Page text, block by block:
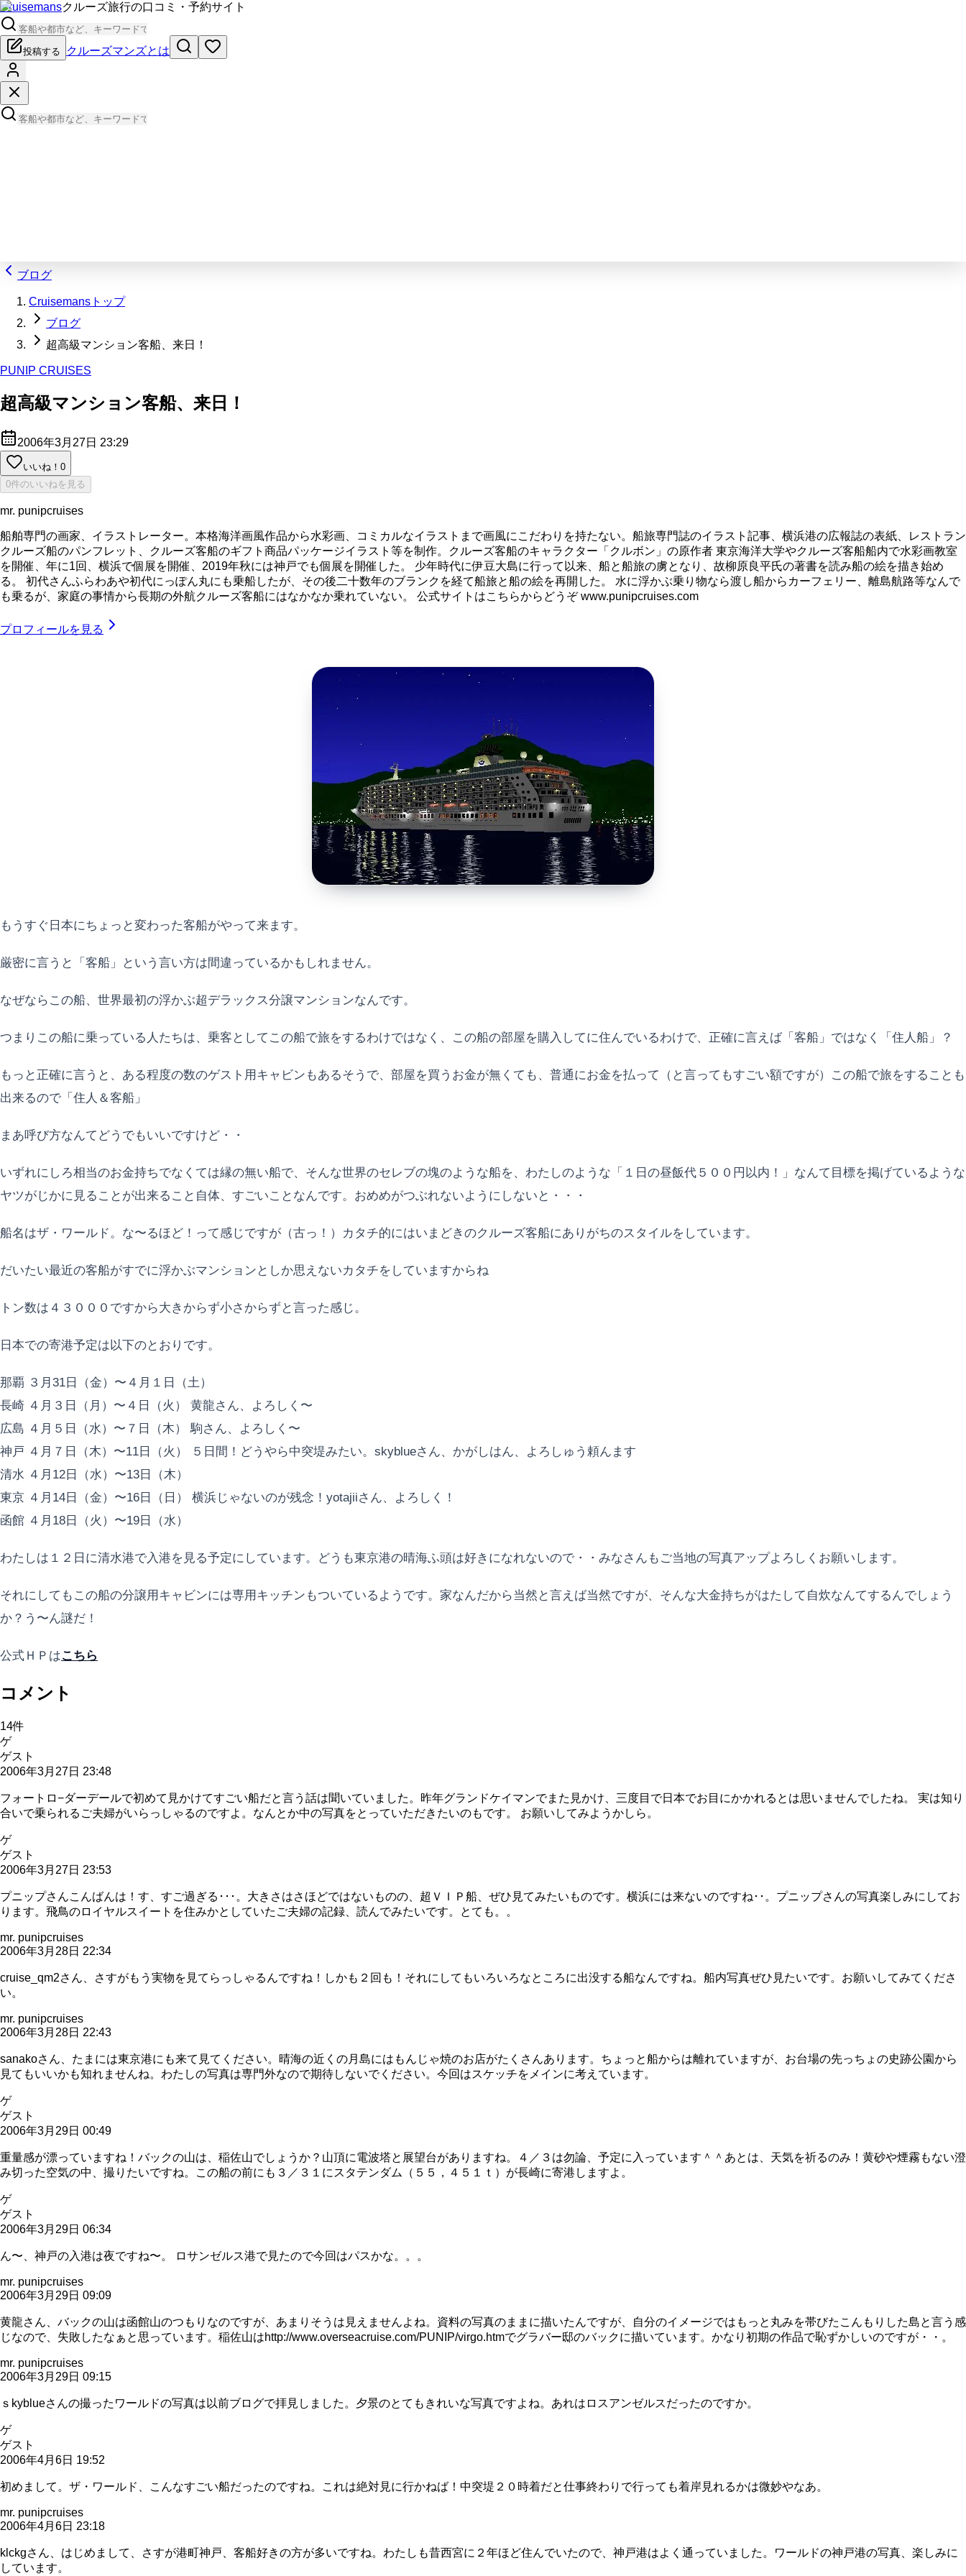
Cruisemansクルーズ旅行の口コミ・予約サイト
投稿する クルーズマンズとは
ブログ
Cruisemansトップ
ブログ
超高級マンション客船、来日！
PUNIP CRUISES
超高級マンション客船、来日！
2006年3月27日 23:29
いいね！ 0
0件のいいねを見る
mr. punipcruises
船舶専門の画家、イラストレーター。本格海洋画風作品から水彩画、コミカルなイラストまで画風にこだわりを持たない。船旅専門誌のイラスト記事、横浜港の広報誌の表紙、レストラン
クルーズ船のパンフレット、クルーズ客船のギフト商品パッケージイラスト等を制作。クルーズ客船のキャラクター「クルボン」の原作者 東京海洋大学やクルーズ客船船内で水彩画教室
を開催、年に1回、横浜で個展を開催、2019年秋には神戸でも個展を開催した。 少年時代に伊豆大島に行って以来、船と船旅の虜となり、故柳原良平氏の著書を読み船の絵を描き始め
る。 初代さんふらわあや初代にっぽん丸にも乗船したが、その後二十数年のブランクを経て船旅と船の絵を再開した。 水に浮かぶ乗り物なら渡し船からカーフェリー、離島航路等なんで
も乗るが、家庭の事情から長期の外航クルーズ客船にはなかなか乗れていない。 公式サイトはこちらからどうぞ www.punipcruises.com
プロフィールを見る
もうすぐ日本にちょっと変わった客船がやって来ます。
厳密に言うと「客船」という言い方は間違っているかもしれません。
なぜならこの船、世界最初の浮かぶ超デラックス分譲マンションなんです。
つまりこの船に乗っている人たちは、乗客としてこの船で旅をするわけではなく、この船の部屋を購入してに住んでいるわけで、正確に言えば「客船」ではなく「住人船」？
もっと正確に言うと、ある程度の数のゲスト用キャビンもあるそうで、部屋を買うお金が無くても、普通にお金を払って（と言ってもすごい額ですが）この船で旅をすることも
出来るので「住人＆客船」
まあ呼び方なんてどうでもいいですけど・・
いずれにしろ相当のお金持ちでなくては縁の無い船で、そんな世界のセレブの塊のような船を、わたしのような「１日の昼飯代５００円以内！」なんて目標を掲げているような
ヤツがじかに見ることが出来ること自体、すごいことなんです。おめめがつぶれないようにしないと・・・
船名はザ・ワールド。な〜るほど！って感じですが（古っ！）カタチ的にはいまどきのクルーズ客船にありがちのスタイルをしています。
だいたい最近の客船がすでに浮かぶマンションとしか思えないカタチをしていますからね
トン数は４３０００ですから大きからず小さからずと言った感じ。
日本での寄港予定は以下のとおりです。
那覇 ３月31日（金）〜４月１日（土）
長崎 ４月３日（月）〜４日（火） 黄龍さん、よろしく〜
広島 ４月５日（水）〜７日（木） 駒さん、よろしく〜
神戸 ４月７日（木）〜11日（火） ５日間！どうやら中突堤みたい。skyblueさん、かがしはん、よろしゅう頼んます
清水 ４月12日（水）〜13日（木）
東京 ４月14日（金）〜16日（日） 横浜じゃないのが残念！yotajiiさん、よろしく！
函館 ４月18日（火）〜19日（水）
わたしは１２日に清水港で入港を見る予定にしています。どうも東京港の晴海ふ頭は好きになれないので・・みなさんもご当地の写真アップよろしくお願いします。
それにしてもこの船の分譲用キャビンには専用キッチンもついているようです。家なんだから当然と言えば当然ですが、そんな大金持ちがはたして自炊なんてするんでしょう
か？う〜ん謎だ！
公式ＨＰはこちら
コメント
14件
ゲ
ゲスト
2006年3月27日 23:48
フォートロ−ダーデールで初めて見かけてすごい船だと言う話は聞いていました。昨年グランドケイマンでまた見かけ、三度目で日本でお目にかかれるとは思いませんでしたね。 実は知り
合いで乗られるご夫婦がいらっしゃるのですよ。なんとか中の写真をとっていただきたいのもです。 お願いしてみようかしら。
ゲ
ゲスト
2006年3月27日 23:53
プニップさんこんばんは！す、すご過ぎる･･･。大きさはさほどではないものの、超ＶＩＰ船、ぜひ見てみたいものです。横浜には来ないのですね･･。プニップさんの写真楽しみにしてお
ります。飛鳥のロイヤルスイートを住みかとしていたご夫婦の記録、読んでみたいです。とても。。
mr. punipcruises
2006年3月28日 22:34
cruise_qm2さん、さすがもう実物を見てらっしゃるんですね！しかも２回も！それにしてもいろいろなところに出没する船なんですね。船内写真ぜひ見たいです。お願いしてみてくださ
い。
mr. punipcruises
2006年3月28日 22:43
sanakoさん、たまには東京港にも来て見てください。晴海の近くの月島にはもんじゃ焼のお店がたくさんあります。ちょっと船からは離れていますが、お台場の先っちょの史跡公園から
見てもいいかも知れませんね。わたしの写真は専門外なので期待しないでください。今回はスケッチをメインに考えています。
ゲ
ゲスト
2006年3月29日 00:49
重量感が漂っていますね！バックの山は、稲佐山でしょうか？山頂に電波塔と展望台がありますね。４／３は勿論、予定に入っています＾＾あとは、天気を祈るのみ！黄砂や煙霧もない澄
み切った空気の中、撮りたいですね。この船の前にも３／３１にスタテンダム（５５，４５１ｔ）が長崎に寄港しますよ。
ゲ
ゲスト
2006年3月29日 06:34
ん〜、神戸の入港は夜ですね〜。 ロサンゼルス港で見たので今回はパスかな。。。
mr. punipcruises
2006年3月29日 09:09
黄龍さん、バックの山は函館山のつもりなのですが、あまりそうは見えませんよね。資料の写真のままに描いたんですが、自分のイメージではもっと丸みを帯びたこんもりした島と言う感
じなので、失敗したなぁと思っています。稲佐山はhttp://www.overseacruise.com/PUNIP/virgo.htmでグラバー邸のバックに描いています。かなり初期の作品で恥ずかしいのですが・・。
mr. punipcruises
2006年3月29日 09:15
ｓkyblueさんの撮ったワールドの写真は以前ブログで拝見しました。夕景のとてもきれいな写真ですよね。あれはロスアンゼルスだったのですか。
ゲ
ゲスト
2006年4月6日 19:52
初めまして。ザ・ワールド、こんなすごい船だったのですね。これは絶対見に行かねば！中突堤２０時着だと仕事終わりで行っても着岸見れるかは微妙やなあ。
mr. punipcruises
2006年4月6日 23:18
klckgさん、はじめまして、さすが港町神戸、客船好きの方が多いですね。わたしも昔西宮に２年ほど住んでいたので、神戸港はよく通っていました。ワールドの神戸港の写真、楽しみに
しています。